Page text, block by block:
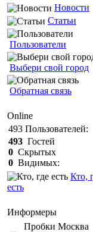
Новости
Статьи
Пользователи
Выбери свой город
Обратная связь
Online
493 Пользователей:
493 Гостей
0 Скрытых
0 Видимых:
Кто,
есть
Информеры
Пробки Mосква